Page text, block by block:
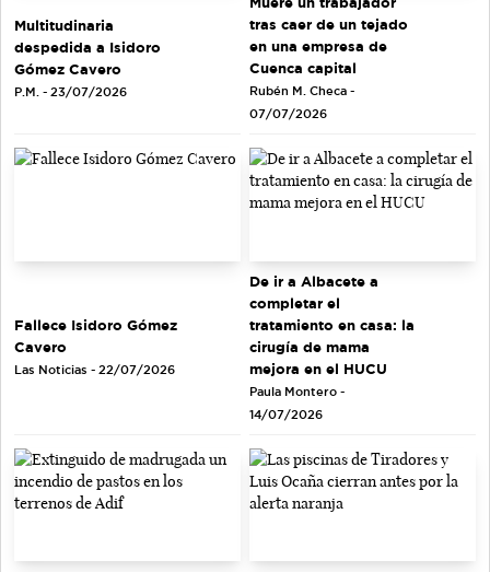
Multitudinaria
despedida a Isidoro
Gómez Cavero
P.M. - 23/07/2026
tras caer de un tejado
en una empresa de
Cuenca capital
Rubén M. Checa -
07/07/2026
Fallece Isidoro Gómez
Cavero
Las Noticias - 22/07/2026
De ir a Albacete a
completar el
tratamiento en casa: la
cirugía de mama
mejora en el HUCU
Paula Montero -
14/07/2026